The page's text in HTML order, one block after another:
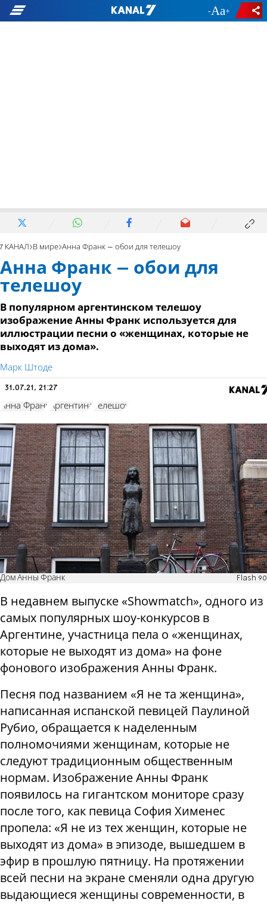
- +
7 КАНАЛ В мире Анна Франк – обои для телешоу
Анна Франк – обои для
телешоу
В популярном аргентинском телешоу
изображение Анны Франк используется для
иллюстрации песни о «женщинах, которые не
выходят из дома».
Марк Штоде
31.07.21, 21:27
Анна Франк Аргентина телешоу
Дом Анны Франк Flash 90
В недавнем выпуске «Showmatch», одного из
самых популярных шоу-конкурсов в
Аргентине, участница пела о «женщинах,
которые не выходят из дома» на фоне
фонового изображения Анны Франк.
Песня под названием «Я не та женщина»,
написанная испанской певицей Паулиной
Рубио, обращается к наделенным
полномочиями женщинам, которые не
следуют традиционным общественным
нормам. Изображение Анны Франк
появилось на гигантском мониторе сразу
после того, как певица София Хименес
пропела: «Я не из тех женщин, которые не
выходят из дома» в эпизоде, вышедшем в
эфир в прошлую пятницу. На протяжении
всей песни на экране сменяли одна другую
выдающиеся женщины современности, в